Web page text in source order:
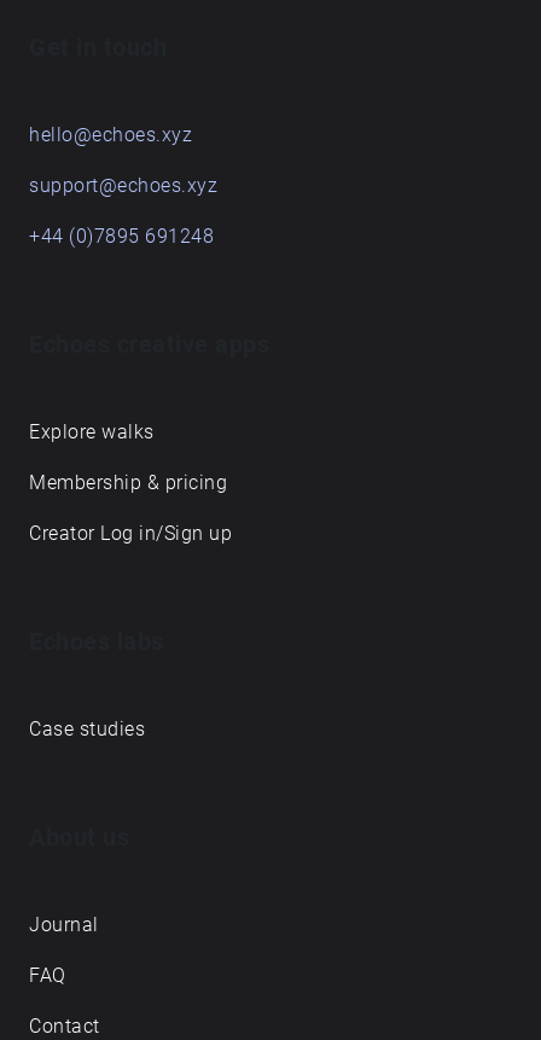
hello@echoes.xyz
support@echoes.xyz
+44 (0)7895 691248
Explore walks
Membership & pricing
Creator Log in/Sign up
Case studies
Journal
FAQ
Contact